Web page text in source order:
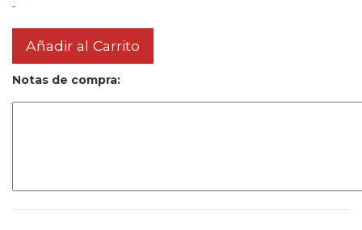
Añadir al Carrito
Notas de compra: